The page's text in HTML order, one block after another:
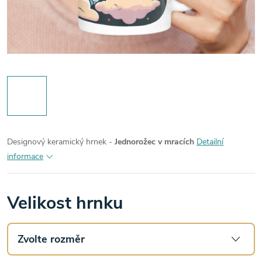
Designový keramický hrnek - Jednorožec v mracích Detailní
informace
Velikost hrnku